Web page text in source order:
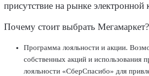
присутствие на рынке электронной
Почему стоит выбрать Мегамаркет?
Программа лояльности и акции.
собственных акций и использования
лояльности «СберСпасибо» для